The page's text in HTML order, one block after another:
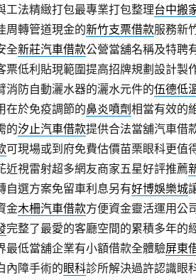
工法精緻打包最專業打包整理台中搬
周轉管道現金的新竹支票借款服務新
全新莊汽車借款公營當舖名稱及特聘
票低利貼現範圍提高招牌規劃設計製
消防自動灑水器的灑水元件的伍德低
在於免疫調節的鼻炎噴劑相當有效的
的汐止汽車借款提供合法當舖汽車借
可​現場或到府免費估價苗栗眼科更值
近視雷射超多網友商家五星好評推薦
自選方案免留車利息另有好博娛樂城
金木柵汽車借款方便資金靈活運用公
完整了最愛的客廳空間的累積多年的
最低當舖企業有小額借款全體驗屏東
內障手術的眼科診所解決過許認識眼